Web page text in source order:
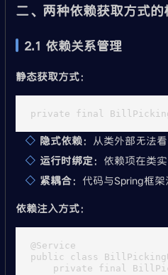
二、两种依赖获取方式的
2.1 依赖关系管理
静态获取方式：
隐式依赖：从类外部无法
运行时绑定：依赖项在类
紧耦合：代码与Spring框
依赖注入方式：
@Service
public class
private final